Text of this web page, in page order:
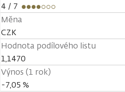
4 / 7
Měna
CZK
Hodnota podílového listu
1,1470
Výnos (1 rok)
-7,05 %